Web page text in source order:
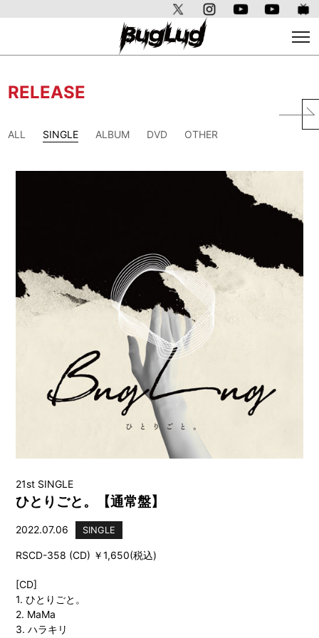
RELEASE
ALL SINGLE ALBUM DVD OTHER
21st SINGLE
ひとりごと。【通常盤】
2022.07.06 SINGLE
RSCD-358 (CD) ￥1,650(税込)
[CD]
1. ひとりごと。
2. MaMa
3. ハラキリ